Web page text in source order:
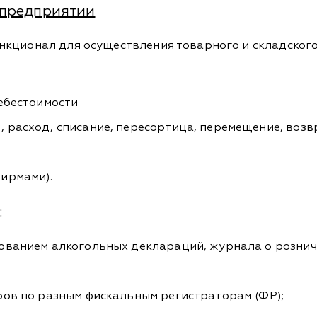
для осуществления товарного и
списание, пересортица, перемещение,
алкогольных деклараций, журнала о
по разным фискальным регистраторам (ФР);